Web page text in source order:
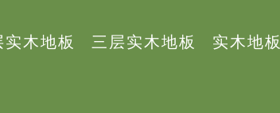
实木地板 三层实木地板 实木地板